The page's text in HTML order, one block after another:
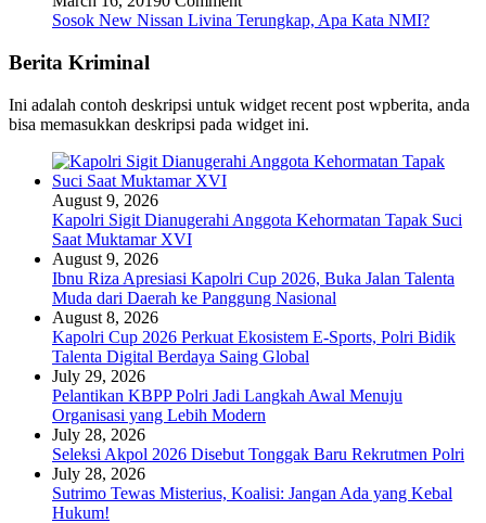
Sosok New Nissan Livina Terungkap, Apa Kata NMI?
Berita Kriminal
Ini adalah contoh deskripsi untuk widget recent post wpberita, anda
bisa memasukkan deskripsi pada widget ini.
August 9, 2026
Kapolri Sigit Dianugerahi Anggota Kehormatan Tapak Suci
Saat Muktamar XVI
August 9, 2026
Ibnu Riza Apresiasi Kapolri Cup 2026, Buka Jalan Talenta
Muda dari Daerah ke Panggung Nasional
August 8, 2026
Kapolri Cup 2026 Perkuat Ekosistem E-Sports, Polri Bidik
Talenta Digital Berdaya Saing Global
July 29, 2026
Pelantikan KBPP Polri Jadi Langkah Awal Menuju
Organisasi yang Lebih Modern
July 28, 2026
Seleksi Akpol 2026 Disebut Tonggak Baru Rekrutmen Polri
July 28, 2026
Sutrimo Tewas Misterius, Koalisi: Jangan Ada yang Kebal
Hukum!